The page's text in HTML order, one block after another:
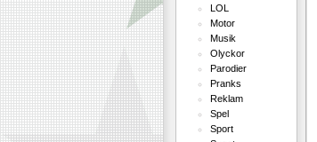
LOL
Motor
Musik
Olyckor
Parodier
Pranks
Reklam
Spel
Sport